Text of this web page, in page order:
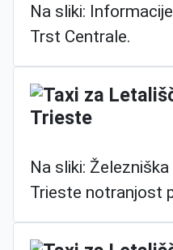
Na sliki:
Trst Centrale.
Na sliki:
Trieste notranjost